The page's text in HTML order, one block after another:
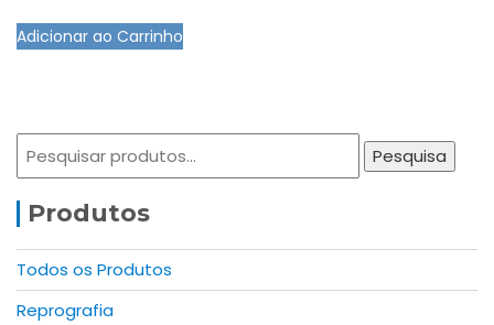
Adicionar ao Carrinho
Pesquisar
Pesquisa
Produtos
Todos os Produtos
Reprografia